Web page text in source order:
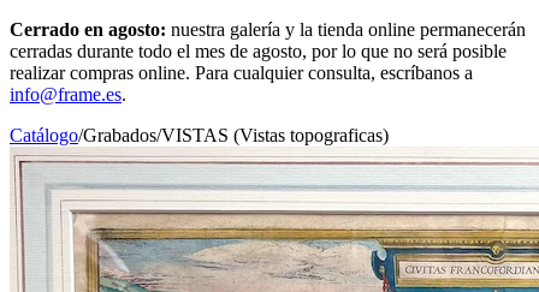
Cerrado en agosto: nuestra galería y la tienda online permanecerán
cerradas durante todo el mes de agosto, por lo que no será posible
realizar compras online. Para cualquier consulta, escríbanos a
info@frame.es.
Catálogo/Grabados/VISTAS (Vistas topograficas)